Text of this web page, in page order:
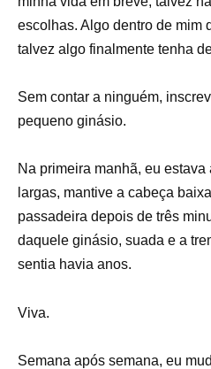
escolhas. Algo dentro de
talvez algo finalmente tenha
Sem contar a ninguém,
pequeno ginásio.
Na primeira manhã, eu
largas, mantive a cabeça
passadeira depois de três
daquele ginásio, suada e a
sentia havia anos.
Viva.
Semana após semana, eu